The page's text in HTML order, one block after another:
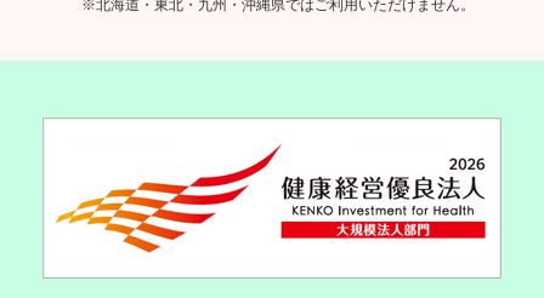
※北海道・東北・九州・沖縄県ではご利用いただけません。